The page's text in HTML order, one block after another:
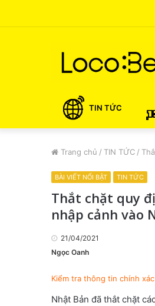
TIN TỨC
Trang chủ / TIN TỨC /
BÀI VIẾT NỔI BẬT TIN TỨC
Thắt chặt quy
nhập cảnh vào
21/04/2021
Ngọc Oanh
Kiểm tra thông tin chính
Nhật Bản đã thắt chặt